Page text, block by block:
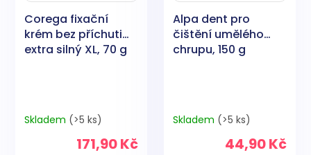
Corega fixační
krém bez příchuti
extra silný XL, 70 g
Skladem (>5 ks)
171,90 Kč
Alpa dent pro
čištění umělého
chrupu, 150 g
Skladem (>5 ks)
44,90 Kč